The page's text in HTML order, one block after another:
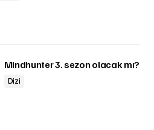
Mindhunter 3. sezon olacak mı?
Dizi